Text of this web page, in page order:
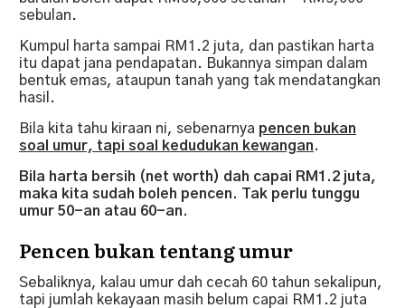
sebulan.
Kumpul harta sampai RM1.2 juta, dan pastikan harta
itu dapat jana pendapatan. Bukannya simpan dalam
bentuk emas, ataupun tanah yang tak mendatangkan
hasil.
Bila kita tahu kiraan ni, sebenarnya pencen bukan
soal umur, tapi soal kedudukan kewangan.
Bila harta bersih (net worth) dah capai RM1.2 juta,
maka kita sudah boleh pencen. Tak perlu tunggu
umur 50-an atau 60-an.
Pencen bukan tentang umur
Sebaliknya, kalau umur dah cecah 60 tahun sekalipun,
tapi jumlah kekayaan masih belum capai RM1.2 juta